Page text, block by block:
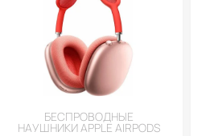
БЕСПРОВОДНЫЕ
НАУШНИКИ APPLE AIRPODS